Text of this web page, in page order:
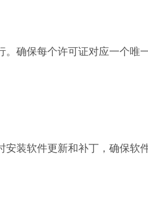
确保每个许可证对应一个
装软件更新和补丁，确保